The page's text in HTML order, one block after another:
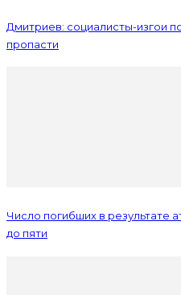
Дмитриев: социалисты-изгои
пропасти
Число погибших в результате
до пяти